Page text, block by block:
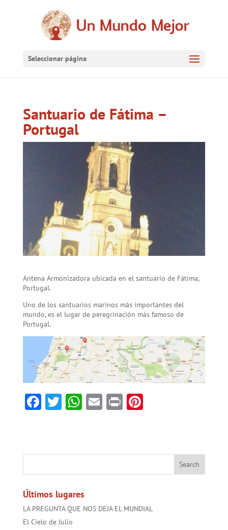
Seleccionar página
Santuario de Fátima –
Portugal
Antena Armonizadora ubicada en el santuario de Fátima,
Portugal.
Uno de los santuarios marinos más importantes del
mundo, es el lugar de peregrinación más famoso de
Portugal.
F
b
T
er
W
sA
E
l
Pr Pi
es
Últimos lugares
LA PREGUNTA QUE NOS DEJA EL MUNDIAL
El Cielo de Julio